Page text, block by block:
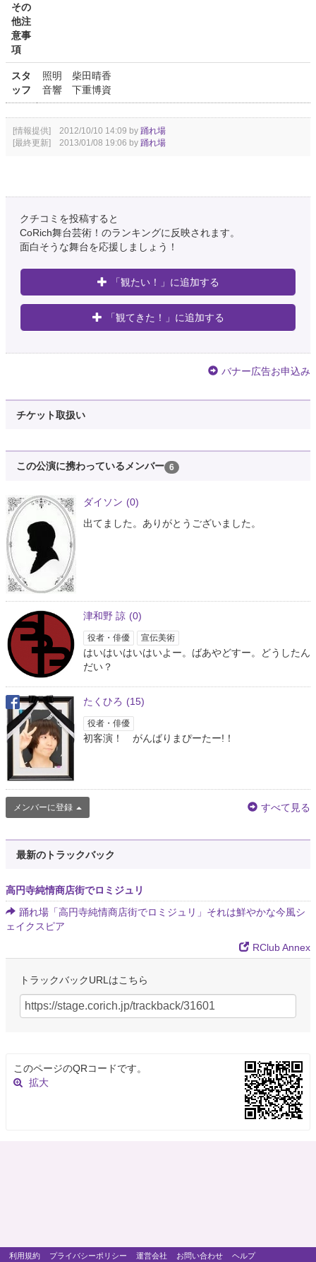
その
他注
意事
項
スタ
ッフ
照明 柴田晴香
音響 下重博資
[情報提供] 2012/10/10 14:09 by 踊れ場
[最終更新] 2013/01/08 19:06 by 踊れ場
クチコミを投稿すると
CoRich舞台芸術！のランキングに反映されます。
面白そうな舞台を応援しましょう！
「観たい！」に追加する
「観てきた！」に追加する
バナー広告お申込み
チケット取扱い
この公演に携わっているメンバー 6
ダイソン (0)
出てました。ありがとうございました。
津和野 諒 (0)
役者・俳優 宣伝美術
はいはいはいはいよー。ばあやどすー。どうしたん
だい？
たくひろ (15)
役者・俳優
初客演！ がんばりまぴーたー!！
メンバーに登録 すべて見る
最新のトラックバック
高円寺純情商店街でロミジュリ
踊れ場「高円寺純情商店街でロミジュリ」それは鮮やかな今風シ
ェイクスピア
RClub Annex
トラックバックURLはこちら
このページのQRコードです。
拡大
利用規約 プライバシーポリシー 運営会社 お問い合わせ
ヘルプ